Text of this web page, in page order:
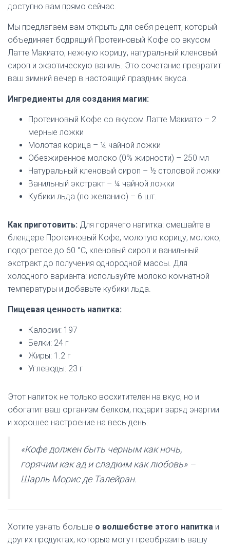
доступно вам прямо сейчас.
Мы предлагаем вам открыть для себя рецепт, который
объединяет бодрящий Протеиновый Кофе со вкусом
Латте Макиато, нежную корицу, натуральный кленовый
сироп и экзотическую ваниль. Это сочетание превратит
ваш зимний вечер в настоящий праздник вкуса.
Ингредиенты для создания магии:
Протеиновый Кофе со вкусом Латте Макиато – 2
мерные ложки
Молотая корица – ¼ чайной ложки
Обезжиренное молоко (0% жирности) – 250 мл
Натуральный кленовый сироп – ½ столовой ложки
Ванильный экстракт – ¼ чайной ложки
Кубики льда (по желанию) – 6 шт.
Как приготовить: Для горячего напитка: смешайте в
блендере Протеиновый Кофе, молотую корицу, молоко,
подогретое до 60 °С, кленовый сироп и ванильный
экстракт до получения однородной массы. Для
холодного варианта: используйте молоко комнатной
температуры и добавьте кубики льда.
Пищевая ценность напитка:
Калории: 197
Белки: 24 г
Жиры: 1.2 г
Углеводы: 23 г
Этот напиток не только восхитителен на вкус, но и
обогатит ваш организм белком, подарит заряд энергии
и хорошее настроение на весь день.
«Кофе должен быть черным как ночь,
горячим как ад и сладким как любовь» –
Шарль Морис де Талейран.
Хотите узнать больше о волшебстве этого напитка и
других продуктах, которые могут преобразить вашу